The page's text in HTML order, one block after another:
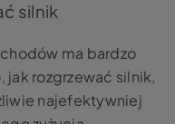
silnik
ma bardzo
rozgrzewać silnik,
najefektywniej